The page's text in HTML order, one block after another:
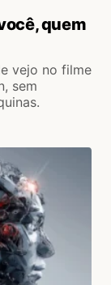
quem
vejo no filme
sem